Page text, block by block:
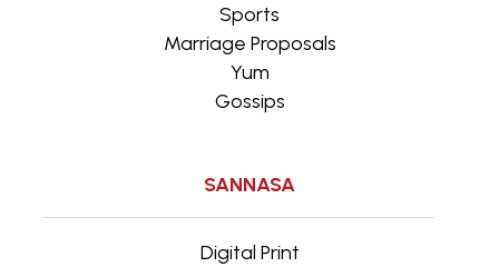
Sports
Marriage Proposals
Yum
Gossips
SANNASA
Digital Print